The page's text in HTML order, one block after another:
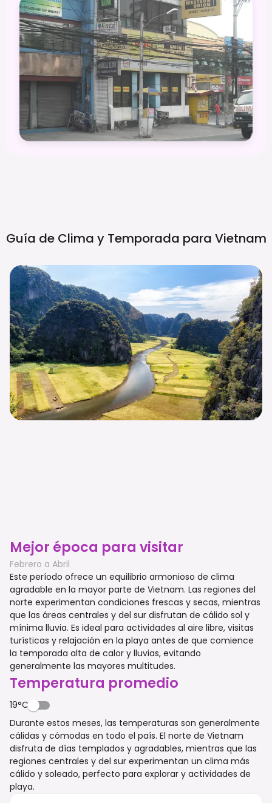
Guía de Clima y Temporada para Vietnam
Mejor época para visitar
Febrero a Abril
Este período ofrece un equilibrio armonioso de clima
agradable en la mayor parte de Vietnam. Las regiones del
norte experimentan condiciones frescas y secas, mientras
que las áreas centrales y del sur disfrutan de cálido sol y
mínima lluvia. Es ideal para actividades al aire libre, visitas
turísticas y relajación en la playa antes de que comience
la temporada alta de calor y lluvias, evitando
generalmente las mayores multitudes.
Temperatura promedio
19°C
Durante estos meses, las temperaturas son generalmente
cálidas y cómodas en todo el país. El norte de Vietnam
disfruta de días templados y agradables, mientras que las
regiones centrales y del sur experimentan un clima más
cálido y soleado, perfecto para explorar y actividades de
playa.